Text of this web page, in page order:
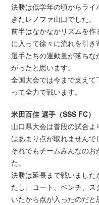
決勝は低学年の頃からラ
きたレノファ山口でした。
前半はなかなかリズムを
に入って徐々に流れを引
選手たちの運動量が落ち
がったと思います。
全国大会では今まで支え
って全力で戦います。
米田百佳 選手（SSS FC）
山口県大会は普段の試合
はあまり点が取れませんで
それでもチームみんなの
た。
決勝は延長まで戦いまし
たし、コート、ベンチ、
いたから点が入ったのだと